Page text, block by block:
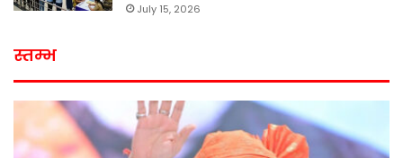
July 15, 2026
स्तम्भ